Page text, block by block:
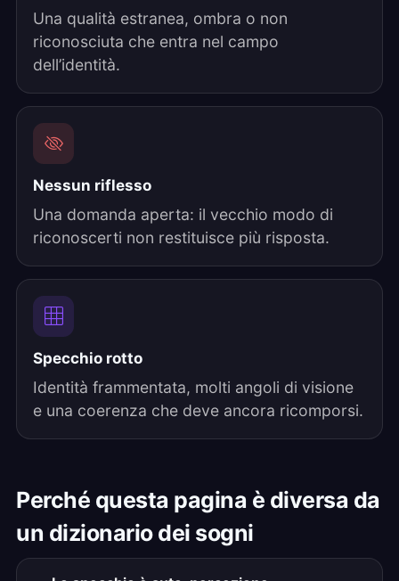
Una qualità estranea, ombra o non
riconosciuta che entra nel campo
dell’identità.
Nessun riflesso
Una domanda aperta: il vecchio modo di
riconoscerti non restituisce più risposta.
Specchio rotto
Identità frammentata, molti angoli di visione
e una coerenza che deve ancora ricomporsi.
Perché questa pagina è diversa da
un dizionario dei sogni